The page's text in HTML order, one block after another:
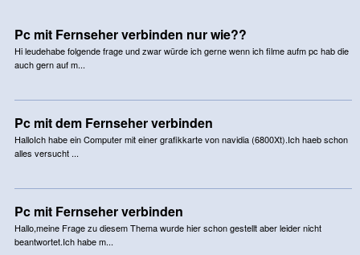
Pc mit Fernseher verbinden nur wie??
Hi leudehabe folgende frage und zwar würde ich gerne wenn ich filme aufm pc hab die
auch gern auf m...
Pc mit dem Fernseher verbinden
HalloIch habe ein Computer mit einer grafikkarte von navidia (6800Xt).Ich haeb schon
alles versucht ...
Pc mit Fernseher verbinden
Hallo,meine Frage zu diesem Thema wurde hier schon gestellt aber leider nicht
beantwortet.Ich habe m...